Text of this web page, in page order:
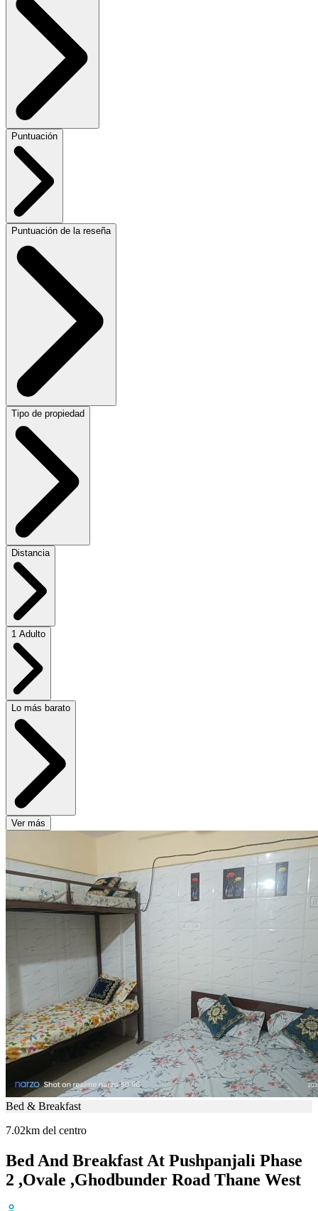
Puntuación
Puntuación de la reseña
Tipo de propiedad
Distancia
1 Adulto
Lo más barato
Ver más
Bed & Breakfast
7.02km del centro
Bed And Breakfast At Pushpanjali Phase
2 ,Ovale ,Ghodbunder Road Thane West